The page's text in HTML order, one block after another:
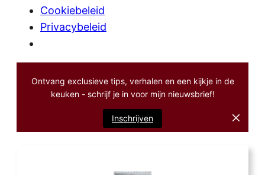
Cookiebeleid
Privacybeleid
Ontvang exclusieve tips, verhalen en een kijkje in de
keuken - schrijf je in voor mijn nieuwsbrief!
Inschrijven